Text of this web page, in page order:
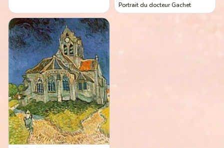
Portrait du docteur Gachet